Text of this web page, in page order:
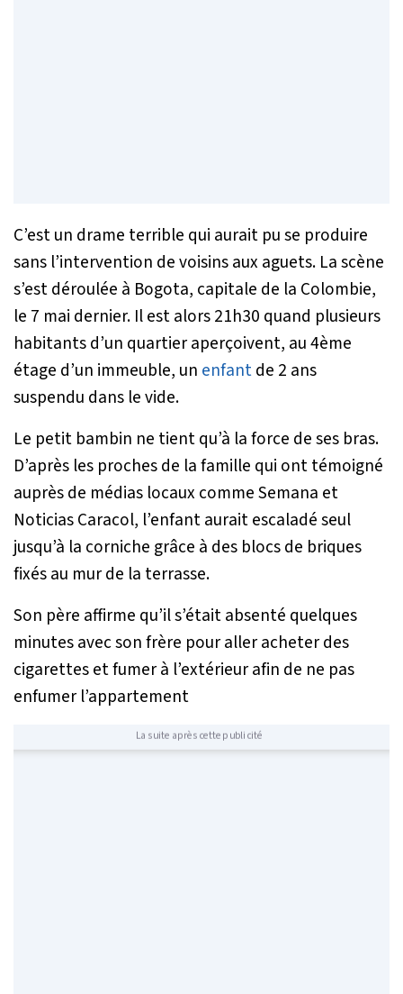
C’est un drame terrible qui aurait pu se produire
sans l’intervention de voisins aux aguets. La scène
s’est déroulée à Bogota, capitale de la Colombie,
le 7 mai dernier. Il est alors 21h30 quand plusieurs
habitants d’un quartier aperçoivent, au 4ème
étage d’un immeuble, un enfantde 2 ans
suspendu dans le vide.
Le petit bambin ne tient qu’à la force de ses bras.
D’après les proches de la famille qui ont témoigné
auprès de médias locaux comme Semana et
Noticias Caracol, l’enfant aurait escaladé seul
jusqu’à la corniche grâce à des blocs de briques
fixés au mur de la terrasse.
Son père affirme qu’il s’était absenté quelques
minutes avec son frère pour aller acheter des
cigarettes et fumer à l’extérieur afin de ne pas
enfumer l’appartement
La suite après cette publicité